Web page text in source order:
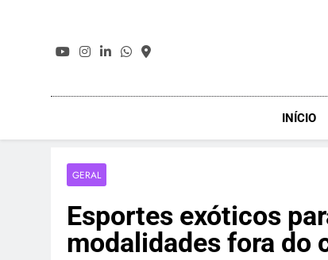
INÍCIO
GERAL
Esportes exóticos
modalidades fora do